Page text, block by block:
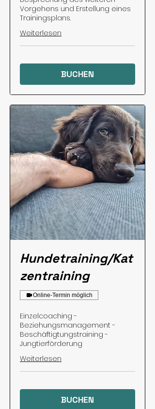
Vorgehens und Erstellung eines
Trainingsplans.
Weiterlesen
BUCHEN
Hundetraining/Kat
zentraining
Online-Termin möglich
Einzelcoaching -
Beziehungsmanagement -
Beschäftigtungstraining -
Jungtierförderung
Weiterlesen
BUCHEN